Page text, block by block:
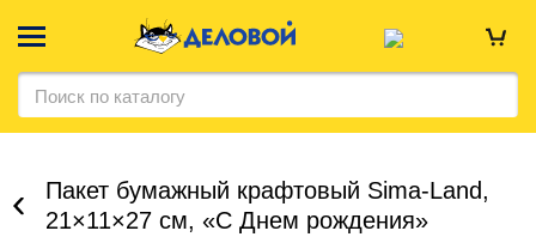
Пакет бумажный крафтовый Sima-Land,
21×11×27 см, «С Днем рождения»